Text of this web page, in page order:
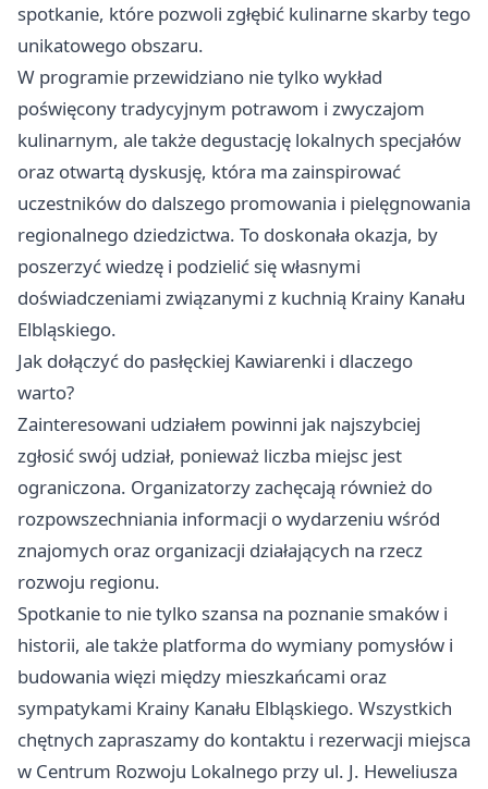
spotkanie, które pozwoli zgłębić kulinarne skarby tego
unikatowego obszaru.
W programie przewidziano nie tylko wykład
poświęcony tradycyjnym potrawom i zwyczajom
kulinarnym, ale także degustację lokalnych specjałów
oraz otwartą dyskusję, która ma zainspirować
uczestników do dalszego promowania i pielęgnowania
regionalnego dziedzictwa. To doskonała okazja, by
poszerzyć wiedzę i podzielić się własnymi
doświadczeniami związanymi z kuchnią Krainy Kanału
Elbląskiego.
Jak dołączyć do pasłęckiej Kawiarenki i dlaczego
warto?
Zainteresowani udziałem powinni jak najszybciej
zgłosić swój udział, ponieważ liczba miejsc jest
ograniczona. Organizatorzy zachęcają również do
rozpowszechniania informacji o wydarzeniu wśród
znajomych oraz organizacji działających na rzecz
rozwoju regionu.
Spotkanie to nie tylko szansa na poznanie smaków i
historii, ale także platforma do wymiany pomysłów i
budowania więzi między mieszkańcami oraz
sympatykami Krainy Kanału Elbląskiego. Wszystkich
chętnych zapraszamy do kontaktu i rezerwacji miejsca
w Centrum Rozwoju Lokalnego przy ul. J. Heweliusza